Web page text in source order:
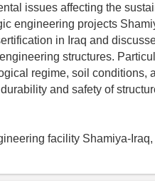
issues affecting the
engineering projects
in Iraq and
structures.
regime, soil conditions,
and safety of
facility Shamiya-